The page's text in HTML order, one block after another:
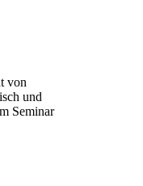
von
und
Seminar